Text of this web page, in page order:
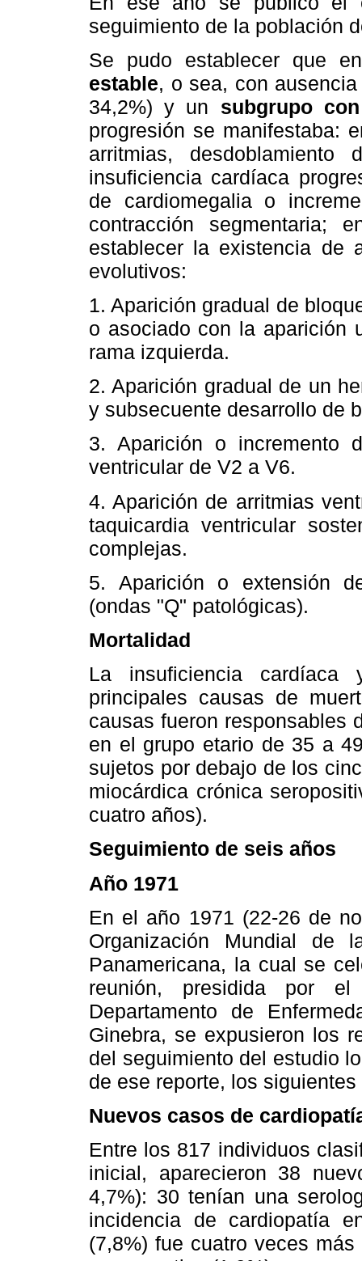
seguimiento de la población
Se pudo establecer que
estable, o sea, con
34,2%) y un subgrupo
progresión se manifestaba:
arritmias,
insuficiencia cardíaca
de cardiomegalia o
contracción segmentaria;
establecer la existencia de
evolutivos:
1. Aparición gradual de
o asociado con la aparición
rama izquierda.
2. Aparición gradual de un
y subsecuente desarrollo de
3. Aparición o incremento
ventricular de V2 a V6.
4. Aparición de arritmias
taquicardia ventricular
complejas.
5. Aparición o extensión
(ondas "Q" patológicas).
Mortalidad
La insuficiencia
principales causas de
causas fueron responsables
en el grupo etario de 35 a
sujetos por debajo de los
miocárdica crónica
cuatro años).
Seguimiento de seis años
Año 1971
En el año 1971 (22-26 de
Organización Mundial
Panamericana, la cual se
reunión, presidida por
Departamento de
Ginebra, se expusieron los
del seguimiento del estudio
de ese reporte, los
Nuevos casos de
Entre los 817 individuos
inicial, aparecieron 38
4,7%): 30 tenían una
incidencia de cardiopatía
(7,8%) fue cuatro veces